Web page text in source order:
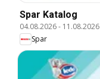
Spar Katalog
04.08.2026- 11.08.2026
Spar